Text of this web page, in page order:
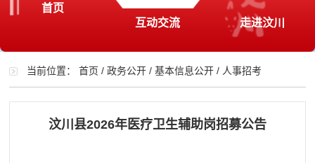
首页
互动交流 走进汶川
当前位置：首页 /政务公开 /基本信息公开 / 人事招考
汶川县2026年医疗卫生辅助岗招募公告